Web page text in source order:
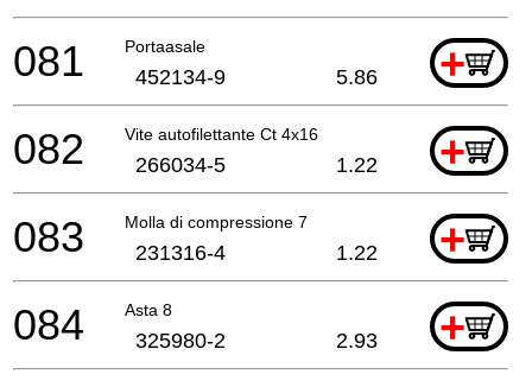
Portaasale +
081 452134-9 5.86
Vite autofilettante Ct 4x16 +
082 266034-5 1.22
Molla di compressione 7 +
083 231316-4 1.22
Asta 8 +
084 325980-2 2.93